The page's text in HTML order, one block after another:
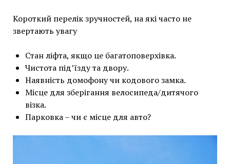
Короткий перелік зручностей, на які часто не
звертають увагу
Стан ліфта, якщо це багатоповерхівка.
Чистота під’їзду та двору.
Наявність домофону чи кодового замка.
Місце для зберігання велосипеда/дитячого
візка.
Парковка – чи є місце для авто?